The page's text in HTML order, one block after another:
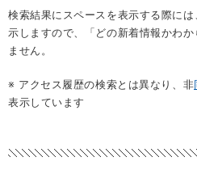
検索結果にスペースを表示する際に
示しますので、「どの新着情報かわ
ません。
※ アクセス履歴の検索とは異なり、非
表示しています